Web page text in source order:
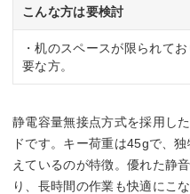
こんな方は要検討
・机のスペースが限られて
要な方。
静電容量無接点方式を採用し
ドです。キー荷重は45gで、
えているのが特徴。優れた静
り、長時間の作業も快適にこな